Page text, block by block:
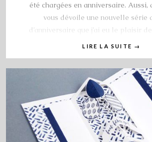
été chargées en anniversaire. Aussi,
vous dévoile une nouvelle série
d’anniversaire que j’ai eu le plaisir
LIRE LA SUITE →